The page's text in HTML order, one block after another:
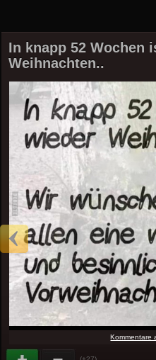
In knapp 52 Wochen
Weihnachten..
Kommentare